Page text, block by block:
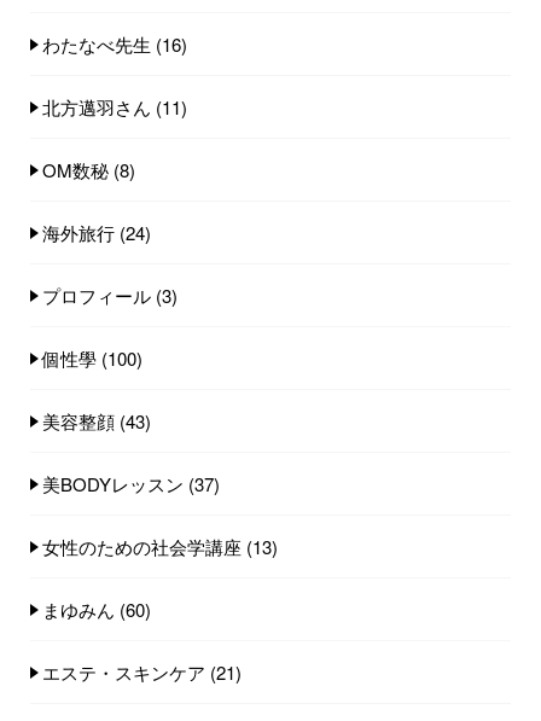
わたなべ先生 (16)
北方邁羽さん (11)
OM数秘 (8)
海外旅行 (24)
プロフィール (3)
個性學 (100)
美容整顔 (43)
美BODYレッスン (37)
女性のための社会学講座 (13)
まゆみん (60)
エステ・スキンケア (21)